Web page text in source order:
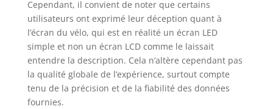
silencieux et son
volant en fer-sable
garantissent un
pédalage fluide.
Avec 8 niveaux de
résistance
manuels, il
Cependant, il convient de noter que certains
utilisateurs ont exprimé leur déception quant à
l’écran du vélo, qui est en réalité un écran LED
simple et non un écran LCD comme le laissait
entendre la description. Cela n’altère cependant pas
la qualité globale de l’expérience, surtout compte
tenu de la précision et de la fiabilité des données
fournies.